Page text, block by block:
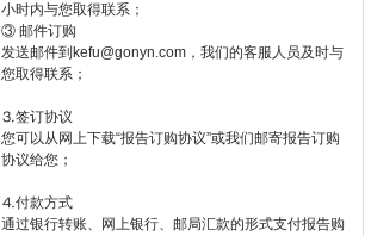
小时内与您取得联系；
③ 邮件订购
发送邮件到kefu@gonyn.com，我们的客服人员及时与
您取得联系；
⒊签订协议
您可以从网上下载“报告订购协议”或我们邮寄报告订购
协议给您；
⒋付款方式
通过银行转账、网上银行、邮局汇款的形式支付报告购